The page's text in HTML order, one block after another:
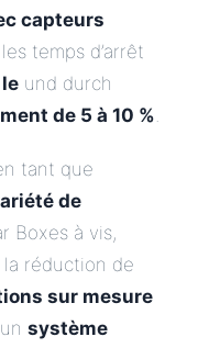
capteurs
temps d’arrêt
und durch
de 5 à 10 %.
tant que
de
Boxes à vis,
la réduction de
sur mesure
système